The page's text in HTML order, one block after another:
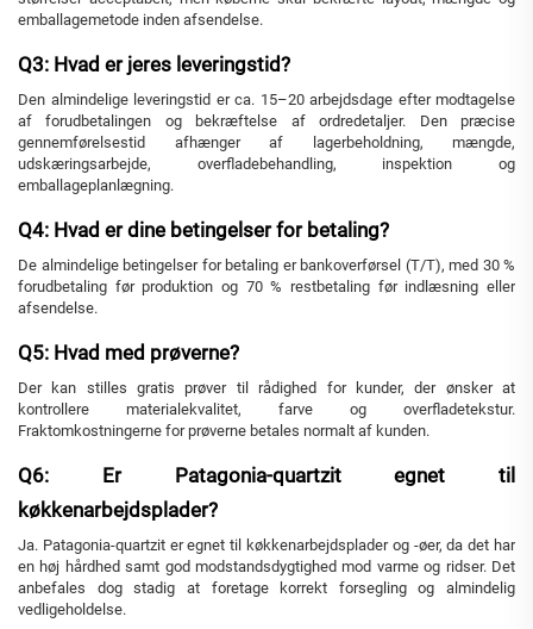
emballagemetode inden afsendelse.
Q3: Hvad er jeres leveringstid?
Den almindelige leveringstid er ca. 15–20 arbejdsdage efter modtagelse
af forudbetalingen og bekræftelse af ordredetaljer. Den præcise
gennemførelsestid afhænger af lagerbeholdning, mængde,
udskæringsarbejde, overfladebehandling, inspektion og
emballageplanlægning.
Q4: Hvad er dine betingelser for betaling?
De almindelige betingelser for betaling er bankoverførsel (T/T), med 30 %
forudbetaling før produktion og 70 % restbetaling før indlæsning eller
afsendelse.
Q5: Hvad med prøverne?
Der kan stilles gratis prøver til rådighed for kunder, der ønsker at
kontrollere materialekvalitet, farve og overfladetekstur.
Fraktomkostningerne for prøverne betales normalt af kunden.
Q6: Er Patagonia-quartzit egnet til
køkkenarbejdsplader?
Ja. Patagonia-quartzit er egnet til køkkenarbejdsplader og -øer, da det har
en høj hårdhed samt god modstandsdygtighed mod varme og ridser. Det
anbefales dog stadig at foretage korrekt forsegling og almindelig
vedligeholdelse.